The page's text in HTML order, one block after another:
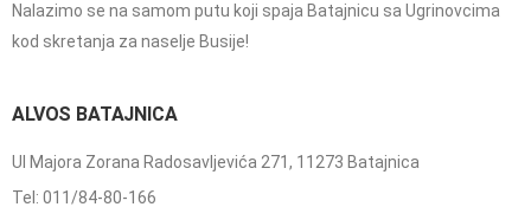
Nalazimo se na samom putu koji spaja Batajnicu sa Ugrinovcima
kod skretanja za naselje Busije!
ALVOS BATAJNICA
Ul Majora Zorana Radosavljevića 271, 11273 Batajnica
Tel: 011/84-80-166